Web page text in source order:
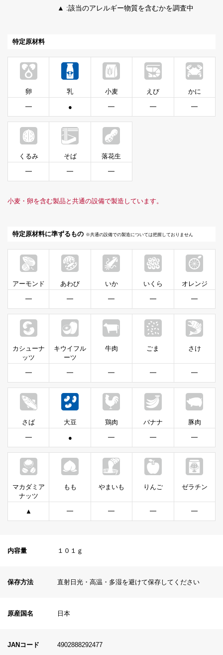
▲ :該当のアレルギー物質を含むかを調査中
特定原材料
卵
━
乳
●
小麦
━
えび
━
かに
━
くるみ
━
そば
━
落花生
━
小麦・卵を含む製品と共通の設備で製造しています。
特定原材料に準ずるもの ※共通の設備での製造については把握しておりません
アーモンド
━
あわび
━
いか
━
いくら
━
オレンジ
━
カシューナ
ッツ
━
キウイフル
ーツ
━
牛肉
━
ごま
━
さけ
━
さば
━
大豆
●
鶏肉
━
バナナ
━
豚肉
━
マカダミア
ナッツ
▲
もも
━
やまいも
━
りんご
━
ゼラチン
━
内容量 １０１ｇ
保存方法 直射日光・高温・多湿を避けて保存してください
原産国名 日本
JANコード 4902888292477